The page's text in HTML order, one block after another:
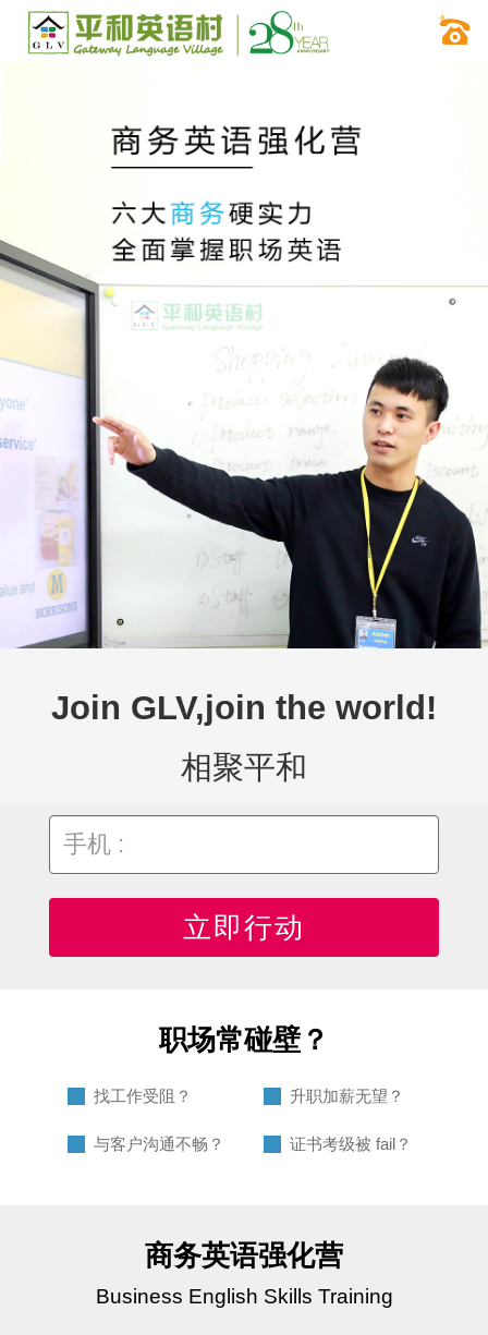
Join GLV,join the world!
相聚平和
立即行动
职场常碰壁？
找工作受阻？
与客户沟通不畅？
升职加薪无望？
证书考级被 fail？
商务英语强化营
Business English Skills Training